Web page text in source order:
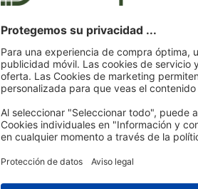
Ropa y textiles